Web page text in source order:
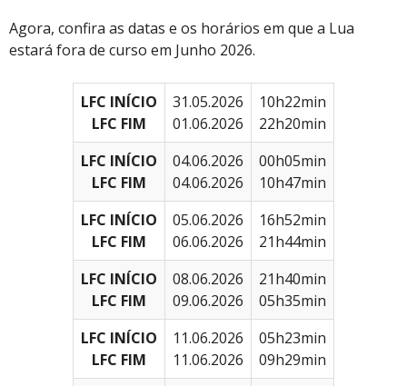
Agora, confira as datas e os horários em que a Lua
estará fora de curso em Junho 2026.
LFC INÍCIO
LFC FIM
31.05.2026
01.06.2026
10h22min
22h20min
LFC INÍCIO
LFC FIM
04.06.2026
04.06.2026
00h05min
10h47min
LFC INÍCIO
LFC FIM
05.06.2026
06.06.2026
16h52min
21h44min
LFC INÍCIO
LFC FIM
08.06.2026
09.06.2026
21h40min
05h35min
LFC INÍCIO
LFC FIM
11.06.2026
11.06.2026
05h23min
09h29min